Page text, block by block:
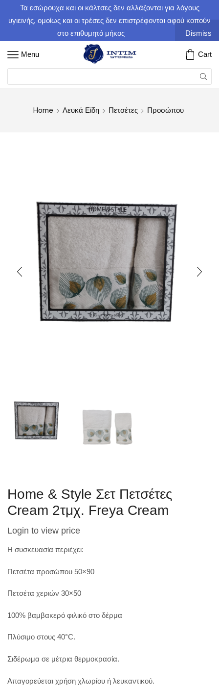
Τα εσώρουχα και οι κάλτσες δεν αλλάζονται για λόγους
υγιεινής, ομοίως και οι τρέσες δεν επιστρέφονται αφού κοπούν
στο επιθυμητό μήκος
Dismiss
Menu Cart
Home Λευκά Είδη Πετσέτες Προσώπου
Home & Style Σετ Πετσέτες
Cream 2τμχ. Freya Cream
Login to view price
Η συσκευασία περιέχει:
Πετσέτα προσώπου 50×90
Πετσέτα χεριών 30×50
100% βαμβακερό φιλικό στο δέρμα
Πλύσιμο στους 40°C.
Σιδέρωμα σε μέτρια θερμοκρασία.
Απαγορεύεται χρήση χλωρίου ή λευκαντικού.